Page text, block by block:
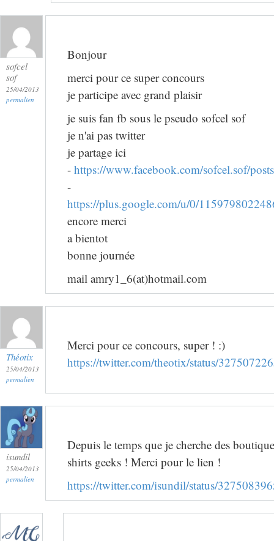
sofcel
sof
25/04/2013
permalien
Bonjour
merci pour ce super concours
je participe avec grand plaisir
je suis fan fb sous le pseudo sofcel sof
je n'ai pas twitter
je partage ici
- https://www.facebook.com/sofcel.sof/
-
https://plus.google.com/u/0/
encore merci
a bientot
bonne journée
mail amry1_6(at)hotmail.com
Théotix
25/04/2013
permalien
Merci pour ce concours, super ! :)
https://twitter.com/theotix/status/
isundil
25/04/2013
permalien
Depuis le temps que je cherche des
shirts geeks ! Merci pour le lien !
https://twitter.com/isundil/status/